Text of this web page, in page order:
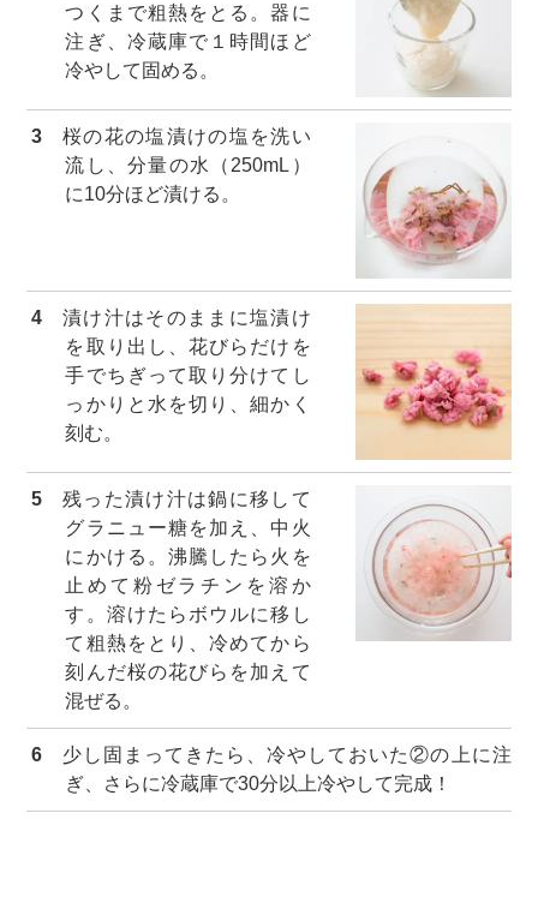
つくまで粗熱をとる。器に
注ぎ、冷蔵庫で１時間ほど
冷やして固める。
3
桜の花の塩漬けの塩を洗い
流し、分量の水（250mL）
に10分ほど漬ける。
4
漬け汁はそのままに塩漬け
を取り出し、花びらだけを
手でちぎって取り分けてし
っかりと水を切り、細かく
刻む。
5
残った漬け汁は鍋に移して
グラニュー糖を加え、中火
にかける。沸騰したら火を
止めて粉ゼラチンを溶か
す。溶けたらボウルに移し
て粗熱をとり、冷めてから
刻んだ桜の花びらを加えて
混ぜる。
6
少し固まってきたら、冷やしておいた②の上に注
ぎ、さらに冷蔵庫で30分以上冷やして完成！